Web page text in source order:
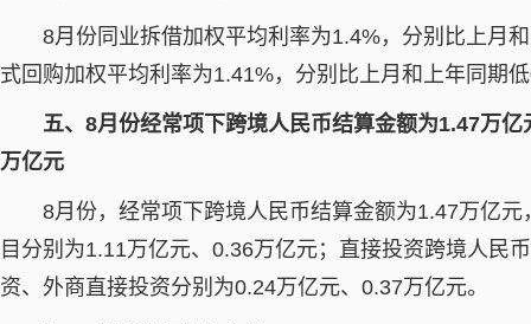
8月份同业拆借加权平均利率为1.4%，分别比上月
式回购加权平均利率为1.41%，分别比上月和上年同期
五、8月份经常项下跨境人民币结算金额为1.47万
万亿元
8月份，经常项下跨境人民币结算金额为1.47万亿
目分别为1.11万亿元、0.36万亿元；直接投资跨境人民
资、外商直接投资分别为0.24万亿元、0.37万亿元。